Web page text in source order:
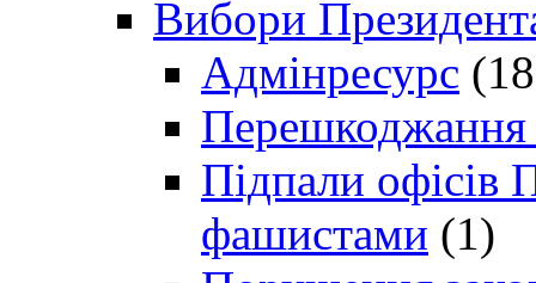
Вибори
Адмінресурс
Перешкоджання
Підпали офісів
фашистами (1)